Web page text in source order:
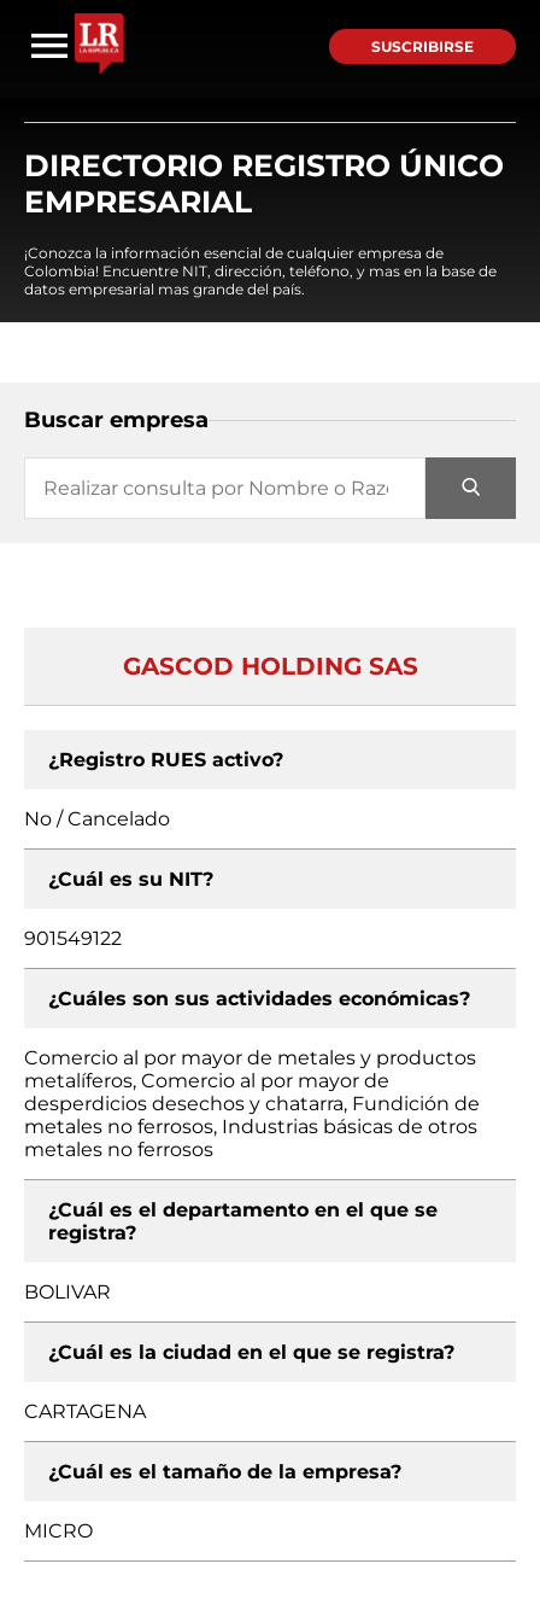
SUSCRIBIRSE
DIRECTORIO REGISTRO ÚNICO
EMPRESARIAL
¡Conozca la información esencial de cualquier empresa de
Colombia! Encuentre NIT, dirección, teléfono, y mas en la base de
datos empresarial mas grande del país.
Buscar empresa
GASCOD HOLDING SAS
¿Registro RUES activo?
No / Cancelado
¿Cuál es su NIT?
901549122
¿Cuáles son sus actividades económicas?
Comercio al por mayor de metales y productos
metalíferos, Comercio al por mayor de
desperdicios desechos y chatarra, Fundición de
metales no ferrosos, Industrias básicas de otros
metales no ferrosos
¿Cuál es el departamento en el que se
registra?
BOLIVAR
¿Cuál es la ciudad en el que se registra?
CARTAGENA
¿Cuál es el tamaño de la empresa?
MICRO